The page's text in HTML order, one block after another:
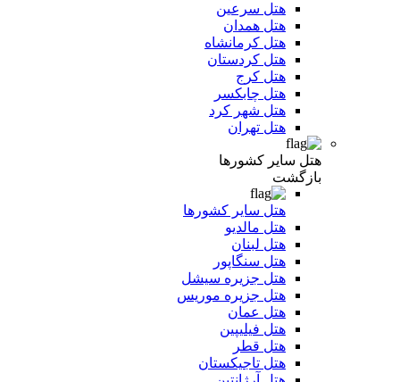
هتل سرعین
هتل همدان
هتل کرمانشاه
هتل کردستان
هتل کرج
هتل چابکسر
هتل شهر کرد
هتل تهران
هتل سایر کشورها
بازگشت
هتل سایر کشورها
هتل مالدیو
هتل لبنان
هتل سنگاپور
هتل جزیره سیشل
هتل جزیره موریس
هتل عمان
هتل فیلیپین
هتل قطر
هتل تاجیکستان